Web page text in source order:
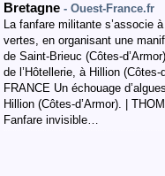
Bretagne - Ouest-France.fr
La fanfare militante s’associe
vertes, en organisant une
de Saint-Brieuc (Côtes-
de l’Hôtellerie, à Hillion
FRANCE Un échouage
Hillion (Côtes-d’Armor). |
Fanfare invisible…